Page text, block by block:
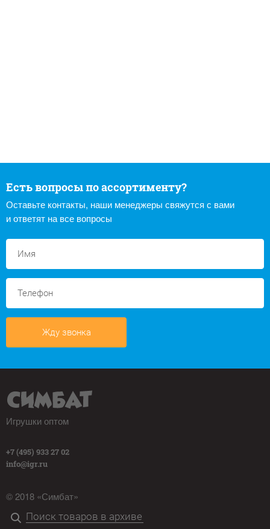
Есть вопросы по ассортименту?
Оставьте контакты, наши менеджеры свяжутся с вами
и ответят на все вопросы
Жду звонка
Игрушки оптом
+7 (495) 933 27 02
info@igr.ru
© 2018 «Симбат»